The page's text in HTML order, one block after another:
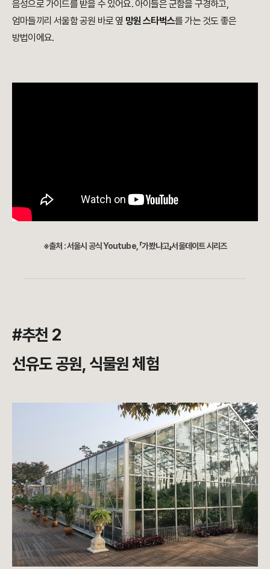
음성으로 가이드를 받을 수 있어요. 아이들은 군함을 구경하고,
엄마들끼리 서울함 공원 바로 옆 망원 스타벅스를 가는 것도 좋은
방법이에요.
※출처 : 서울시 공식 Youtube, 「가봤냐고」서울데이트 시리즈
#추천 2
선유도 공원, 식물원 체험